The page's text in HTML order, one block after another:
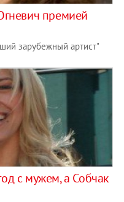
премией
зарубежный артист"
с мужем, а Собчак